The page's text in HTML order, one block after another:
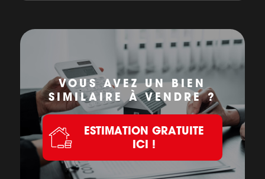
VOUS AVEZ UN BIEN
SIMILAIRE À VENDRE ?
ESTIMATION GRATUITE
ICI !